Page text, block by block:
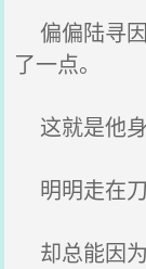
偏偏陆寻
了一点。
这就是他身
明明走在刀
却总能因为